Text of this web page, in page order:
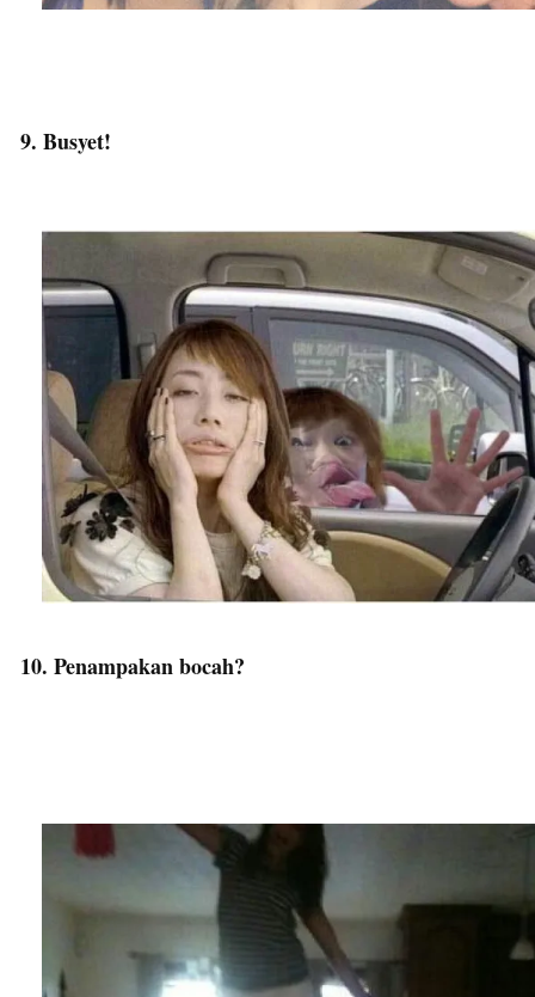
9. Busyet!
10. Penampakan bocah?